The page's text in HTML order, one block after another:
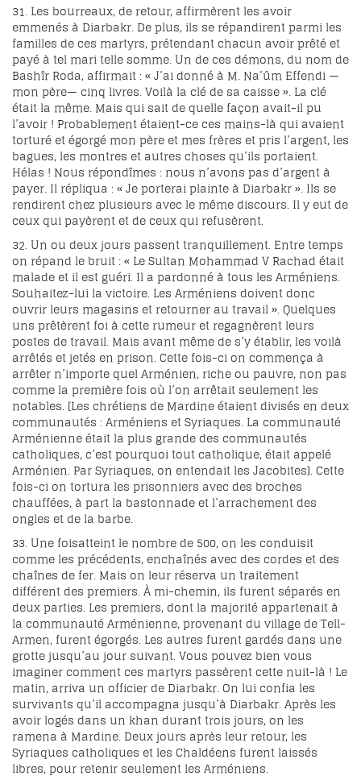
31. Les bourreaux, de retour, affirmèrent les avoir
emmenés à Diarbakr. De plus, ils se répandirent parmi les
familles de ces martyrs, prétendant chacun avoir prêté et
payé à tel mari telle somme. Un de ces démons, du nom de
Bashîr Roda, affirmait : « J’ai donné à M. Na’ûm Effendi —
mon père— cinq livres. Voilà la clé de sa caisse ». La clé
était la même. Mais qui sait de quelle façon avait-il pu
l’avoir ! Probablement étaient-ce ces mains-là qui avaient
torturé et égorgé mon père et mes frères et pris l’argent, les
bagues, les montres et autres choses qu’ils portaient.
Hélas ! Nous répondîmes : nous n’avons pas d’argent à
payer. Il répliqua : « Je porterai plainte à Diarbakr ». Ils se
rendirent chez plusieurs avec le même discours. Il y eut de
ceux qui payèrent et de ceux qui refusèrent.
32. Un ou deux jours passent tranquillement. Entre temps
on répand le bruit : « Le Sultan Mohammad V Rachad était
malade et il est guéri. Il a pardonné à tous les Arméniens.
Souhaitez-lui la victoire. Les Arméniens doivent donc
ouvrir leurs magasins et retourner au travail ». Quelques
uns prêtèrent foi à cette rumeur et regagnèrent leurs
postes de travail. Mais avant même de s’y établir, les voilà
arrêtés et jetés en prison. Cette fois-ci on commença à
arrêter n’importe quel Arménien, riche ou pauvre, non pas
comme la première fois où l’on arrêtait seulement les
notables. [Les chrétiens de Mardine étaient divisés en deux
communautés : Arméniens et Syriaques. La communauté
Arménienne était la plus grande des communautés
catholiques, c’est pourquoi tout catholique, était appelé
Arménien. Par Syriaques, on entendait les Jacobites]. Cette
fois-ci on tortura les prisonniers avec des broches
chauffées, à part la bastonnade et l’arrachement des
ongles et de la barbe.
33. Une foisatteint le nombre de 500, on les conduisit
comme les précédents, enchaînés avec des cordes et des
chaînes de fer. Mais on leur réserva un traitement
différent des premiers. À mi-chemin, ils furent séparés en
deux parties. Les premiers, dont la majorité appartenait à
la communauté Arménienne, provenant du village de Tell-
Armen, furent égorgés. Les autres furent gardés dans une
grotte jusqu’au jour suivant. Vous pouvez bien vous
imaginer comment ces martyrs passèrent cette nuit-là ! Le
matin, arriva un officier de Diarbakr. On lui confia les
survivants qu’il accompagna jusqu’à Diarbakr. Après les
avoir logés dans un khan durant trois jours, on les
ramena à Mardine. Deux jours après leur retour, les
Syriaques catholiques et les Chaldéens furent laissés
libres, pour retenir seulement les Arméniens.